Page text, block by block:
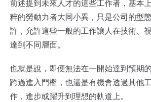
前述提到未來人才的這些工作者，基本
粹的勞動力者大同小異，只是公司的型
許，允許這些一般的工作讓人在技術、
達到不同層面。
也就是說，即便無法在一開始達到預期
跨過進入門檻，也還是有機會透過其他
作，進步或躍升到理想的軌道上。